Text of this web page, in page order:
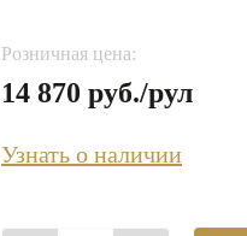
Розничная цена:
14 870 руб./рул
Узнать о наличии